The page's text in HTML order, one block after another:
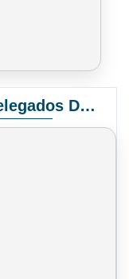
Convocatoria Elección de Delegados Docentes para el XIV Congreso Nacional de Universidades